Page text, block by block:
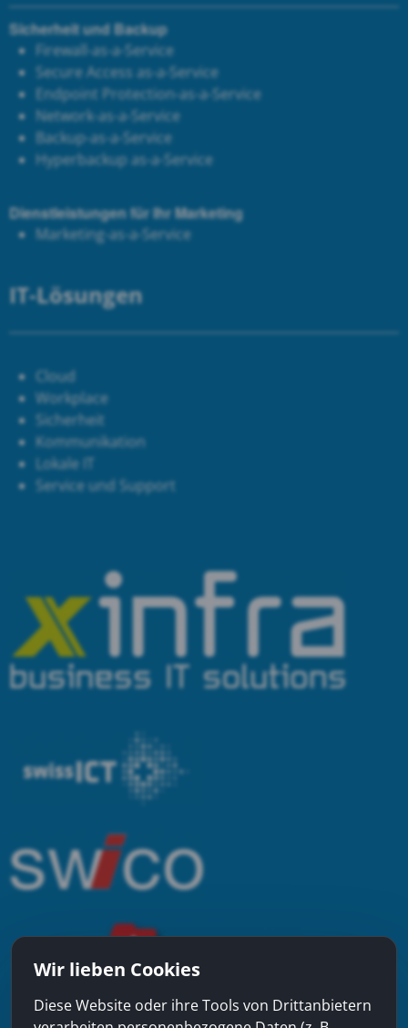
Sicherheit und Backup
Firewall-as-a-Service
Secure Access as-a-Service
Endpoint Protection-as-a-Service
Network-as-a-Service
Backup-as-a-Service
Hyperbackup as-a-Service
Dienstleistungen für Ihr Marketing
Marketing-as-a-Service
IT-Lösungen
Cloud
Workplace
Sicherheit
Kommunikation
Lokale IT
Service und Support
Wir lieben Cookies
Diese Website oder ihre Tools von Drittanbietern